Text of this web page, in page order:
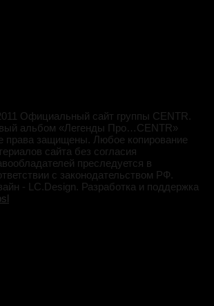
Официальный сайт группы CENTR.
альбом «Легенды Про…CENTR»
права защищены. Любое копирование
сайта без согласия
преследуется в
с законодательством РФ.
- LC.Design. Разработка и поддержка